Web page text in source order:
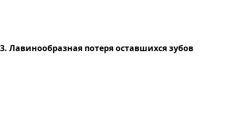
3. Лавинообразная потеря оставшихся зубов